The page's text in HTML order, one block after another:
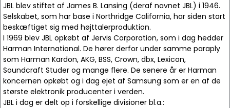
JBL blev stiftet af James B. Lansing (deraf navnet JBL) i 1946.
Selskabet, som har base i Northridge California, har siden start
beskæftiget sig med højttalerproduktion.
I 1969 blev JBL opkøbt af Jervis Corporation, som i dag hedder
Harman International. De hører derfor under samme paraply
som Harman Kardon, AKG, BSS, Crown, dbx, Lexicon,
Soundcraft Studer og mange flere. De senere år er Harman
koncernen opkøbt og i dag ejet af Samsung som er en af de
største elektronik producenter i verden.
JBL i dag er delt op i forskellige divisioner bl.a.: